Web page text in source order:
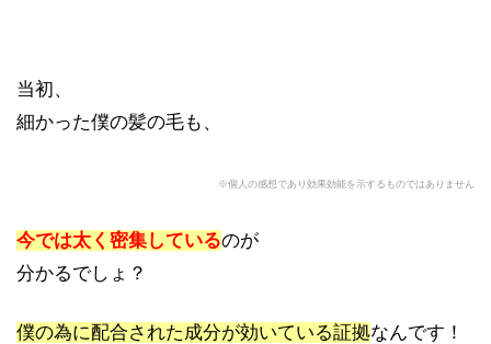
当初、
細かった僕の髪の毛も、
※個人の感想であり効果効能を示するものではありません
今では太く密集しているのが
分かるでしょ？
僕の為に配合された成分が効いている証拠なんです！